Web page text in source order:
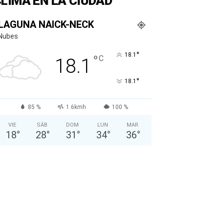
NAICK-NECK
18.1 °C 18.1 °
18.1 °
85 % 1.6kmh 100 %
VIE
18°
SÁB
28°
DOM
31 °
LUN
34°
MAR
36°